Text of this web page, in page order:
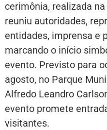
cerimônia, realizada
reuniu autoridades,
entidades, imprensa e
marcando o início
evento. Previsto para
agosto, no Parque
Alfredo Leandro
evento promete
visitantes.